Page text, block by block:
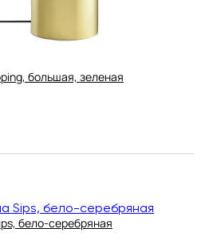
большая, зеленая
бело-серебряная